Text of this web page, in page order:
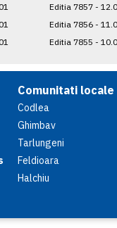
Editia 7857 -
Editia 7856 -
Editia 7855 -
Comunitati locale
Codlea
Ghimbav
Tarlungeni
Feldioara
Halchiu